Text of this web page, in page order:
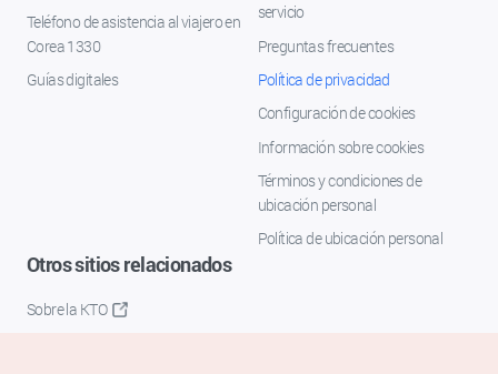
Teléfono de asistencia al viajero en
Corea 1330
Guías digitales
servicio
Preguntas frecuentes
Política de privacidad
Configuración de cookies
Información sobre cookies
Términos y condiciones de
ubicación personal
Política de ubicación personal
Otros sitios relacionados
Sobre la KTO